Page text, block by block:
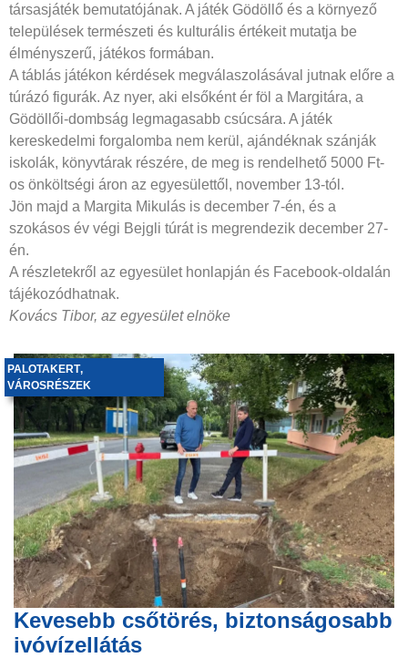
társasjáték bemutatójának. A játék Gödöllő és a környező
települések természeti és kulturális értékeit mutatja be
élményszerű, játékos formában.
A táblás játékon kérdések megválaszolásával jutnak előre a
túrázó figurák. Az nyer, aki elsőként ér föl a Margitára, a
Gödöllői-dombság legmagasabb csúcsára. A játék
kereskedelmi forgalomba nem kerül, ajándéknak szánják
iskolák, könyvtárak részére, de meg is rendelhető 5000 Ft-
os önköltségi áron az egyesülettől, november 13-tól.
Jön majd a Margita Mikulás is december 7-én, és a
szokásos év végi Bejgli túrát is megrendezik december 27-
én.
A részletekről az egyesület honlapján és Facebook-oldalán
tájékozódhatnak.
Kovács Tibor, az egyesület elnöke
Kevesebb csőtörés, biztonságosabb
ivóvízellátás
PALOTAKERT,
VÁROSRÉSZEK